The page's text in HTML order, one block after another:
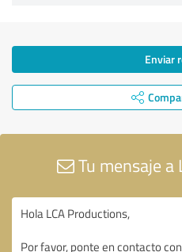
Enviar
Tu mensaje